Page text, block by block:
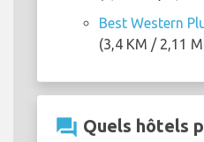
Best Western
(3,4 KM / 2,11
question_answer Quels hôtels